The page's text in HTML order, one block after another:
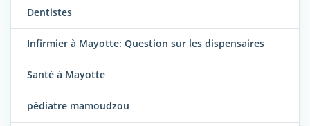
Dentistes
Infirmier à Mayotte: Question sur les dispensaires
Santé à Mayotte
pédiatre mamoudzou